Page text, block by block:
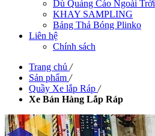
Dù Quảng Cáo Ngoài Trời
KHAY SAMPLING
Bảng Thả Bóng Plinko
Liên hệ
Chính sách
Trang chủ /
Sản phẩm /
Quầy Xe lắp Ráp /
Xe Bán Hàng Lắp Ráp